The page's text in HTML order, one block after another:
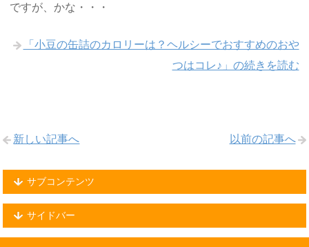
ですが、かな・・・
「小豆の缶詰のカロリーは？ヘルシーでおすすめのおや
つはコレ♪」の続きを読む
以前の記事へ
新しい記事へ
サブコンテンツ
サイドバー